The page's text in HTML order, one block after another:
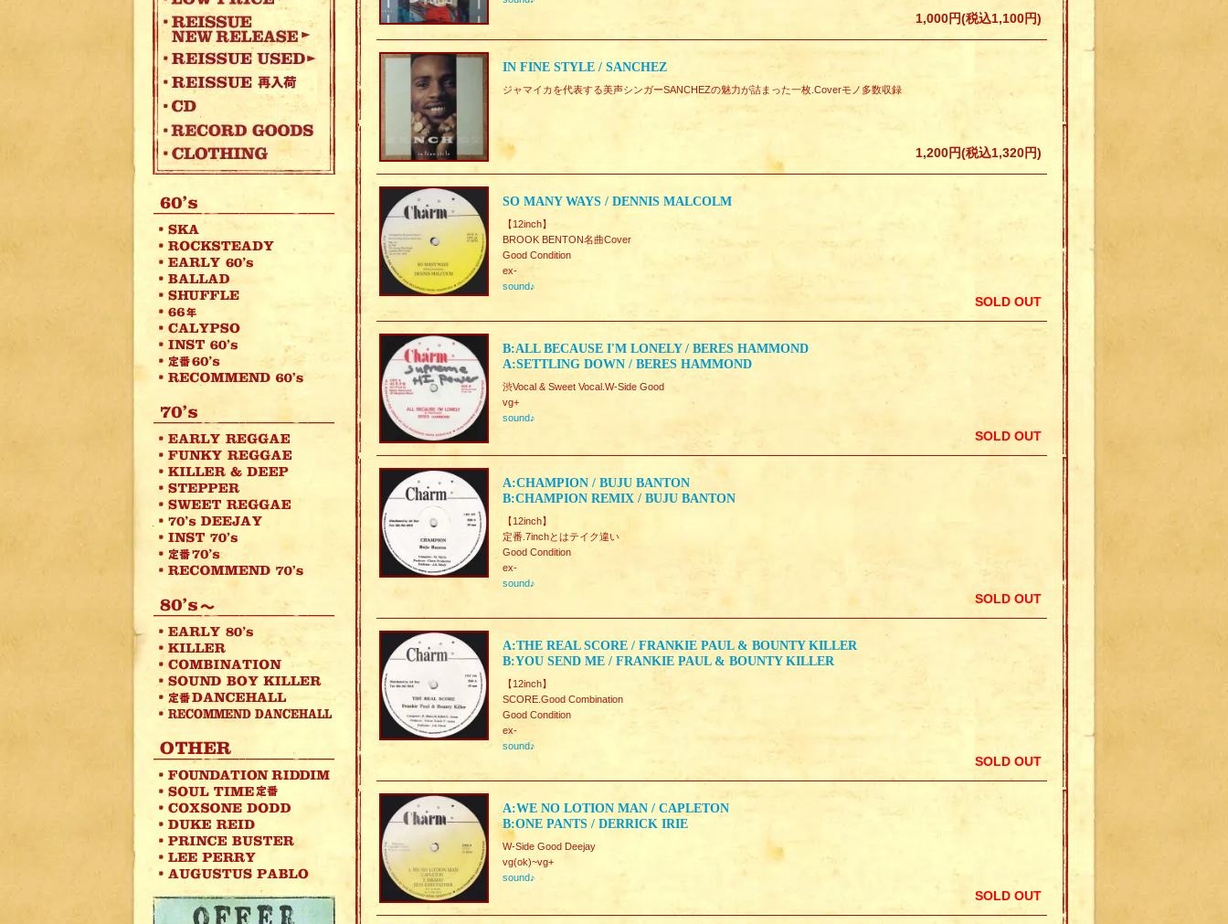
1,000円(税込1,100円)
IN FINE STYLE / SANCHEZ
ジャマイカを代表する美声シンガーSANCHEZの魅力が詰まった一枚.Coverモノ多数収録
1,200円(税込1,320円)
SO MANY WAYS / DENNIS MALCOLM
【12inch】
BROOK BENTON名曲Cover
Good Condition
ex-
sound♪
SOLD OUT
B:ALL BECAUSE I'M LONELY / BERES HAMMOND
A:SETTLING DOWN / BERES HAMMOND
渋Vocal & Sweet Vocal.W-Side Good
vg+
sound♪
SOLD OUT
A:CHAMPION / BUJU BANTON
B:CHAMPION REMIX / BUJU BANTON
【12inch】
定番.7inchとはテイク違い
Good Condition
ex-
sound♪
SOLD OUT
A:THE REAL SCORE / FRANKIE PAUL & BOUNTY KILLER
B:YOU SEND ME / FRANKIE PAUL & BOUNTY KILLER
【12inch】
SCORE.Good Combination
Good Condition
ex-
sound♪
SOLD OUT
A:WE NO LOTION MAN / CAPLETON
B:ONE PANTS / DERRICK IRIE
W-Side Good Deejay
vg(ok)~vg+
sound♪
SOLD OUT